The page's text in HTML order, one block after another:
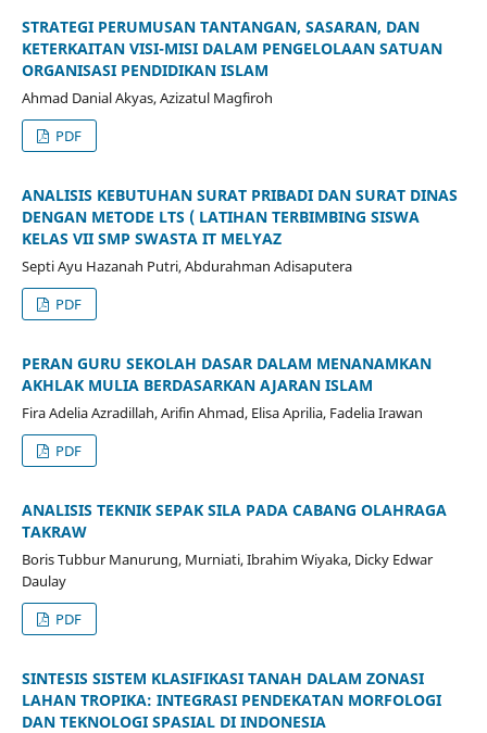
STRATEGI PERUMUSAN TANTANGAN, SASARAN, DAN
KETERKAITAN VISI-MISI DALAM PENGELOLAAN SATUAN
ORGANISASI PENDIDIKAN ISLAM
Ahmad Danial Akyas, Azizatul Magfiroh
PDF
ANALISIS KEBUTUHAN SURAT PRIBADI DAN SURAT DINAS
DENGAN METODE LTS ( LATIHAN TERBIMBING SISWA
KELAS VII SMP SWASTA IT MELYAZ
Septi Ayu Hazanah Putri, Abdurahman Adisaputera
PDF
PERAN GURU SEKOLAH DASAR DALAM MENANAMKAN
AKHLAK MULIA BERDASARKAN AJARAN ISLAM
Fira Adelia Azradillah, Arifin Ahmad, Elisa Aprilia, Fadelia Irawan
PDF
ANALISIS TEKNIK SEPAK SILA PADA CABANG OLAHRAGA
TAKRAW
Boris Tubbur Manurung, Murniati, Ibrahim Wiyaka, Dicky Edwar
Daulay
PDF
SINTESIS SISTEM KLASIFIKASI TANAH DALAM ZONASI
LAHAN TROPIKA: INTEGRASI PENDEKATAN MORFOLOGI
DAN TEKNOLOGI SPASIAL DI INDONESIA